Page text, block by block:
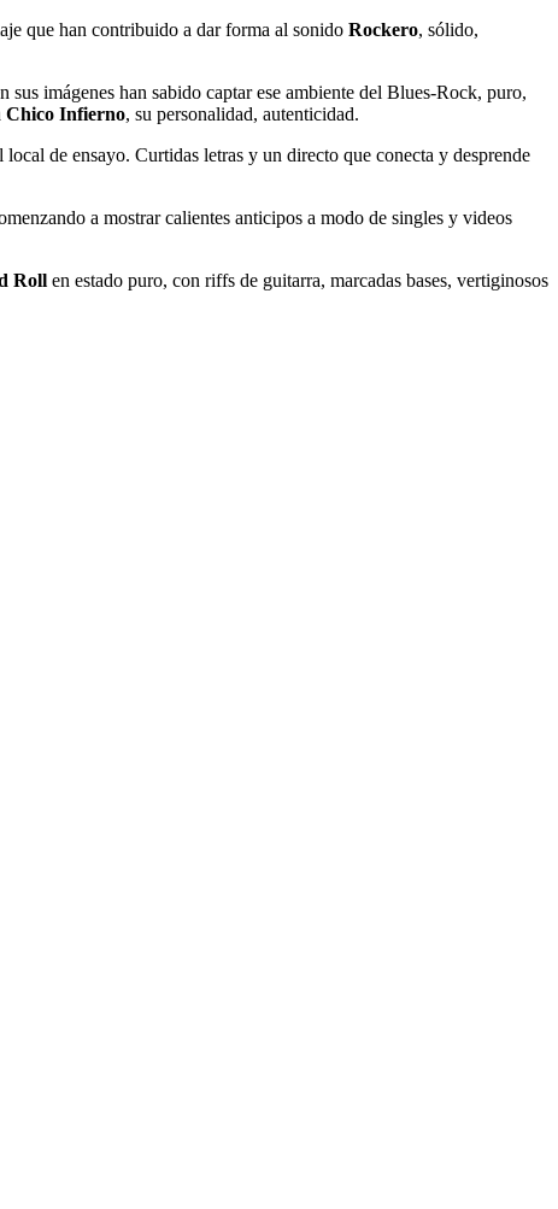
que han contribuido a dar forma al sonido Rockero, sólido,
sus imágenes han sabido captar ese ambiente del Blues-Rock, puro,
Chico Infierno, su personalidad, autenticidad.
de ensayo. Curtidas letras y un directo que conecta y desprende
a mostrar calientes anticipos a modo de singles y videos
Roll en estado puro, con riffs de guitarra, marcadas bases, vertiginosos